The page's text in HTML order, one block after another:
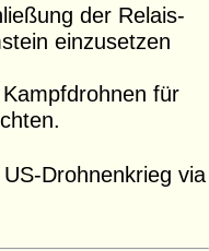
der Relais-
einzusetzen
für
Drohnenkrieg via